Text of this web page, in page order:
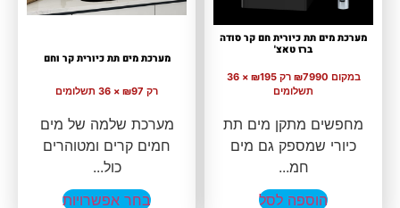
מערכת מים תת כיורית חם קר סודה
ברז טאצ'
במקום ₪7990
רק ₪195 × 36
תשלומים
מחפשים מתקן מים תת
כיורי שמספק גם מים
חמ...
הוספה לסל
מערכת מים תת כיורית קר וחם
רק ₪97 × 36 תשלומים
מערכת שלמה של מים
חמים קרים ומטוהרים
כול...
בחר אפשרויות